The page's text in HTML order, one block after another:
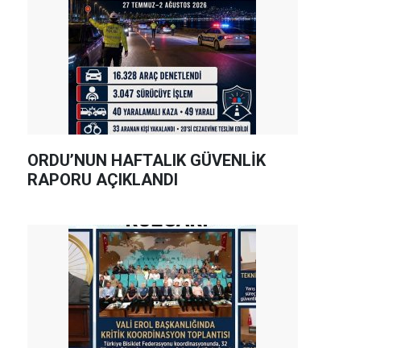
ORDU’NUN HAFTALIK GÜVENLİK
RAPORU AÇIKLANDI